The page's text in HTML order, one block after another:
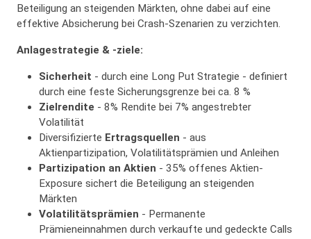
Beteiligung an steigenden Märkten, ohne dabei auf eine
effektive Absicherung bei Crash-Szenarien zu verzichten.
Anlagestrategie & -ziele:
Sicherheit - durch eine Long Put Strategie - definiert
durch eine feste Sicherungsgrenze bei ca. 8 %
Zielrendite - 8% Rendite bei 7% angestrebter
Volatilität
Diversifizierte Ertragsquellen - aus
Aktienpartizipation, Volatilitätsprämien und Anleihen
Partizipation an Aktien - 35% offenes Aktien-
Exposure sichert die Beteiligung an steigenden
Märkten
Volatilitätsprämien - Permanente
Prämieneinnahmen durch verkaufte und gedeckte Calls